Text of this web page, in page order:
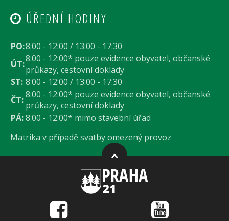
ÚŘEDNÍ HODINY
PO:8:00 - 12:00 / 13:00 - 17:30
ÚT:8:00 - 12:00* pouze evidence obyvatel, občanské
průkazy, cestovní doklady
ST: 8:00 - 12:00 / 13:00 - 17:30
ČT:8:00 - 12:00* pouze evidence obyvatel, občanské
průkazy, cestovní doklady
PÁ:8:00 - 12:00* mimo stavební úřad
Matrika v případě svatby omezený provoz